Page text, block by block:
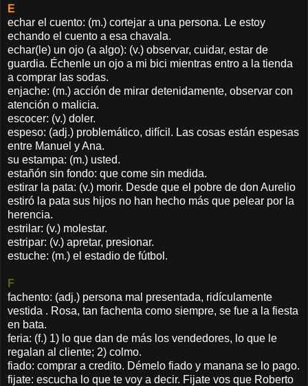
E
echar el cuento: (m.) cortejar a una persona. Le estoy
echando el cuento a esa chavala.
echar(le) un ojo (a algo): (v.) observar, cuidar, estar de
guardia. Échenle un ojo a mi bici mientras entro a la tienda
a comprar las sodas.
enjache: (m.) acción de mirar detenidamente, observar con
atención o malicia.
escocer: (v.) doler.
espeso: (adj.) problemático, difícil. Las cosas están espesas
entre Manuel y Ana.
su estampa: (m.) usted.
estañón sin fondo: que come sin medida.
estirar la pata: (v.) morir. Desde que el pobre de don Aurelio
estiró la pata sus hijos no han hecho más que pelear por la
herencia.
estrilar: (v.) molestar.
estripar: (v.) apretar, presionar.
estuche: (m.) el estadio de fútbol.
F
fachento: (adj.) persona mal presentada, ridículamente
vestida . Rosa, tan fachenta como siempre, se fue a la fiesta
en bata.
feria: (f.) 1) lo que dan de más los vendedores, lo que le
regalan al cliente; 2) colmo.
fiado: comprar a credito. Démelo fiado y manana se lo pago.
fijate: escucha lo que te voy a decir. Fijate vos que Roberto